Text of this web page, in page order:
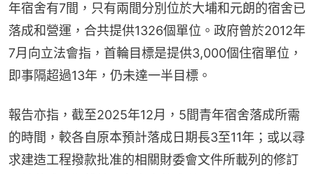
年宿舍有7間，只有兩間分別位於大埔和元朗的宿舍已
落成和營運，合共提供1326個單位。政府曾於2012年
7月向立法會指，首輪目標是提供3,000個住宿單位，
即事隔超過13年，仍未達一半目標。
報告亦指，截至2025年12月，5間青年宿舍落成所需
的時間，較各自原本預計落成日期長3至11年；或以尋
求建造工程撥款批准的相關財委會文件所載列的修訂